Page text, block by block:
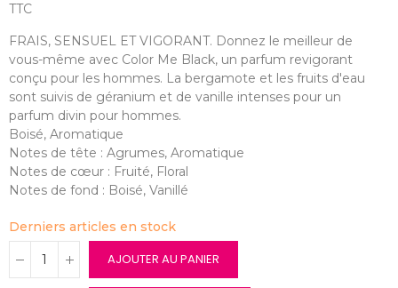
TTC
FRAIS, SENSUEL ET VIGORANT. Donnez le meilleur de
vous-même avec Color Me Black, un parfum revigorant
conçu pour les hommes. La bergamote et les fruits d'eau
sont suivis de géranium et de vanille intenses pour un
parfum divin pour hommes.
Boisé, Aromatique
Notes de tête : Agrumes, Aromatique
Notes de cœur : Fruité, Floral
Notes de fond : Boisé, Vanillé
Derniers articles en stock
AJOUTER AU PANIER